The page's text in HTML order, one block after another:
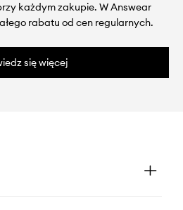
każdym zakupie. W Answear
rabatu od cen regularnych.
się więcej